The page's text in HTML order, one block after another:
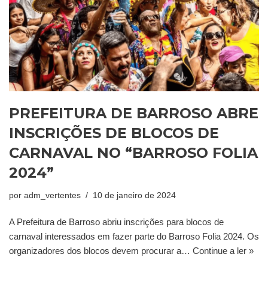
PREFEITURA DE BARROSO ABRE
INSCRIÇÕES DE BLOCOS DE
CARNAVAL NO “BARROSO FOLIA
2024”
por adm_vertentes 10 de janeiro de 2024
A Prefeitura de Barroso abriu inscrições para blocos de
carnaval interessados em fazer parte do Barroso Folia 2024. Os
organizadores dos blocos devem procurar a… Continue a ler »